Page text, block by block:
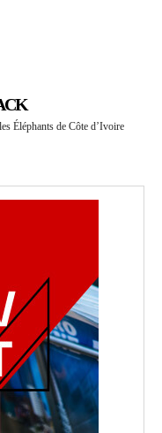
Éléphants de Côte d’Ivoire